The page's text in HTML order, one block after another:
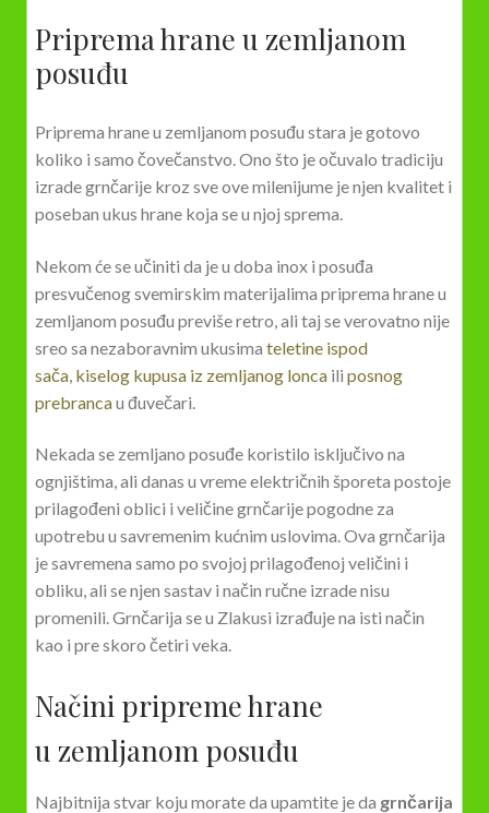
Priprema hrane u zemljanom
posuđu
Priprema hrane u zemljanom posuđu stara je gotovo
koliko i samo čovečanstvo. Ono što je očuvalo tradiciju
izrade grnčarije kroz sve ove milenijume je njen kvalitet i
poseban ukus hrane koja se u njoj sprema.
Nekom će se učiniti da je u doba inox i posuđa
presvučenog svemirskim materijalima priprema hrane u
zemljanom posuđu previše retro, ali taj se verovatno nije
sreo sa nezaboravnim ukusima teletine ispod
sača kiselog kupusa iz zemljanog lonca ili posnog
prebrancau đuvečari.
Nekada se zemljano posuđe koristilo isključivo na
ognjištima, ali danas u vreme električnih šporeta postoje
prilagođeni oblici i veličine grnčarije pogodne za
upotrebu u savremenim kućnim uslovima. Ova grnčarija
je savremena samo po svojoj prilagođenoj veličini i
obliku, ali se njen sastav i način ručne izrade nisu
promenili. Grnčarija se u Zlakusi izrađuje na isti način
kao i pre skoro četiri veka.
Načini pripreme hrane
u zemljanom posuđu
Najbitnija stvar koju morate da upamtite je da grnčarija